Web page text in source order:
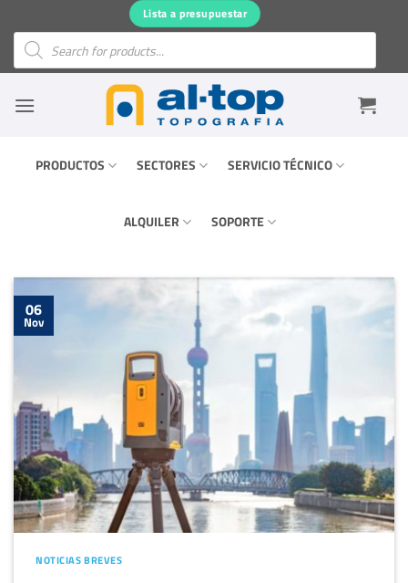
contenido
Lista a presupuestar
Búsqueda
productos
PRODUCTOS SECTORES SERVICIO TÉCNICO
ALQUILER SOPORTE
06
Nov
NOTICIAS BREVES